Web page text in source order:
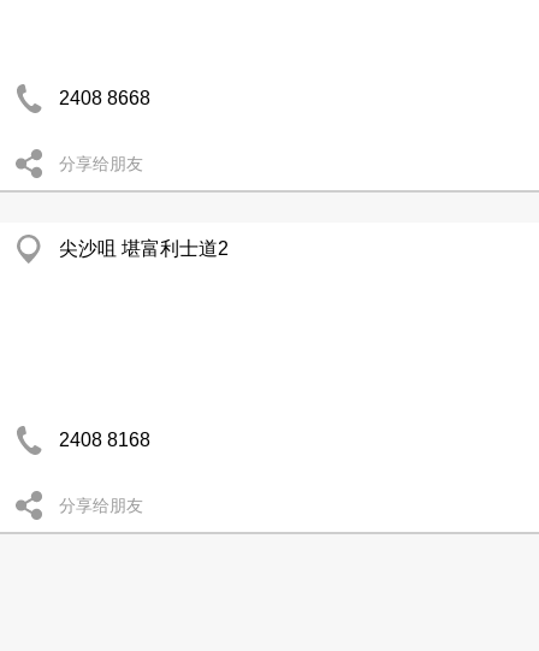
2408 8668
分享给朋友
尖沙咀 堪富利士道2
2408 8168
分享给朋友